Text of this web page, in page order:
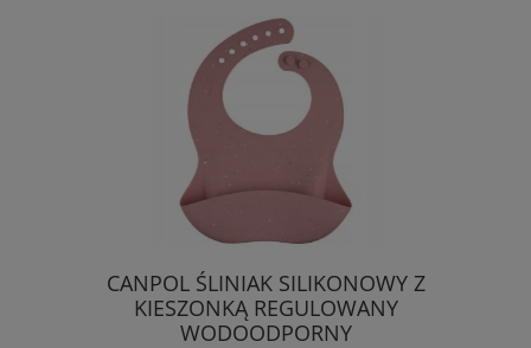
CANPOL ŚLINIAK SILIKONOWY Z
KIESZONKĄ REGULOWANY
WODOODPORNY